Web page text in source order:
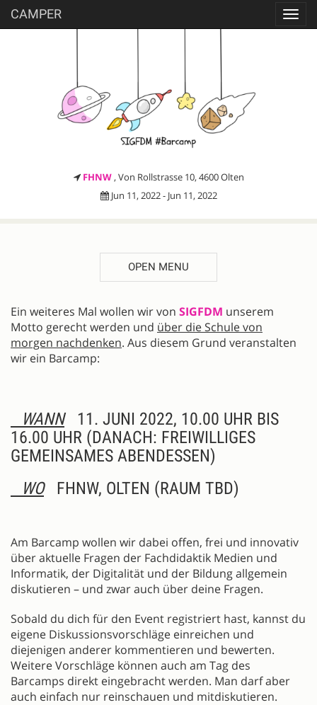
CAMPER
FHNW , Von Rollstrasse 10, 4600 Olten
Jun 11, 2022 - Jun 11, 2022
OPEN MENU
DESCRIPTION
Ein weiteres Mal wollen wir von SIGFDM unserem
Motto gerecht werden und über die Schule von
morgen nachdenken. Aus diesem Grund veranstalten
wir ein Barcamp:
WANN11. JUNI 2022, 10.00 UHR BIS
16.00 UHR (DANACH: FREIWILLIGES
GEMEINSAMES ABENDESSEN)
WOFHNW, OLTEN (RAUM TBD)
Am Barcamp wollen wir dabei offen, frei und innovativ
über aktuelle Fragen der Fachdidaktik Medien und
Informatik, der Digitalität und der Bildung allgemein
diskutieren – und zwar auch über deine Fragen.
Sobald du dich für den Event registriert hast, kannst du
eigene Diskussionsvorschläge einreichen und
diejenigen anderer kommentieren und bewerten.
Weitere Vorschläge können auch am Tag des
Barcamps direkt eingebracht werden. Man darf aber
auch einfach nur reinschauen und mitdiskutieren.